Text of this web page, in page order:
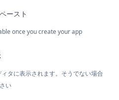
ースト
once you create your app
タに表示されます。そうでない場合
い